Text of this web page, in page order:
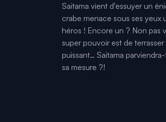
Saitama vient d'essuyer un
crabe menace sous ses yeux
héros ! Encore un ? Non pas
super pouvoir est de
puissant… Saitama
sa mesure ?!